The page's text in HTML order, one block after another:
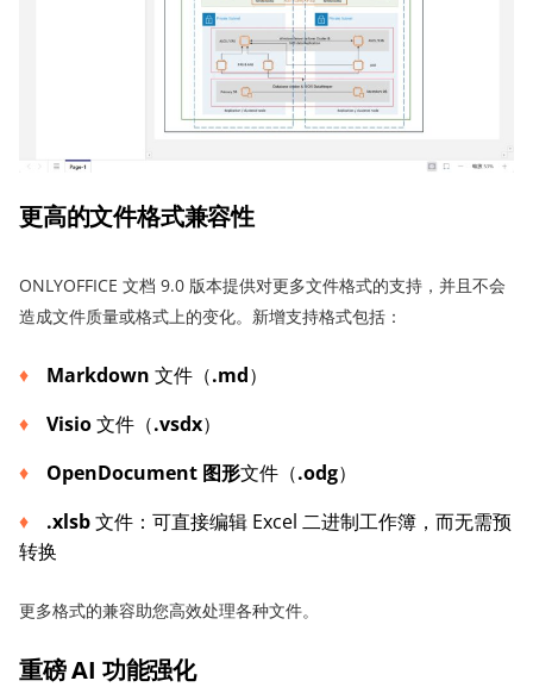
更高的文件格式兼容性
ONLYOFFICE 文档 9.0 版本提供对更多文件格式的支持，并且不会
造成文件质量或格式上的变化。新增支持格式包括：
Markdown 文件（.md）
Visio文件（.vsdx）
OpenDocument 图形文件（.odg）
.xlsb文件：可直接编辑 Excel 二进制工作簿，而无需预
转换
更多格式的兼容助您高效处理各种文件。
重磅 AI 功能强化